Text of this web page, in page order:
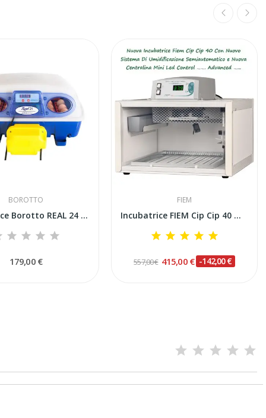
BOROTTO
Incubatrice Borotto REAL 24 Automatica...
179,00 €
FIEM
Incubatrice FIEM Cip Cip 40 Mini Led Advanced...
557,00 € 415,00 € -142,00 €